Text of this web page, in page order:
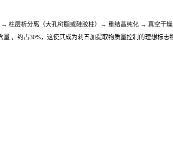
柱层析分离（大孔树脂或硅胶柱）→ 重结晶纯化 → 真空干
，约占30%，这使其成为刺五加提取物质量控制的理想标志